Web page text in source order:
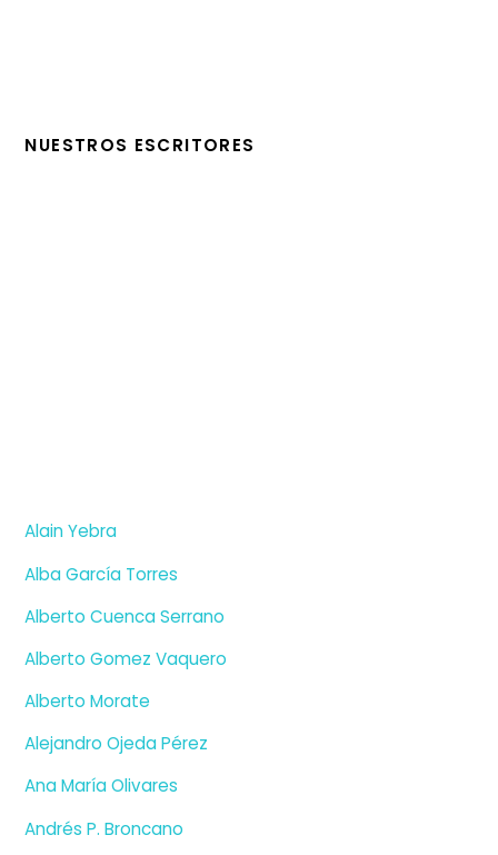
NUESTROS ESCRITORES
Alain Yebra
Alba García Torres
Alberto Cuenca Serrano
Alberto Gomez Vaquero
Alberto Morate
Alejandro Ojeda Pérez
Ana María Olivares
Andrés P. Broncano